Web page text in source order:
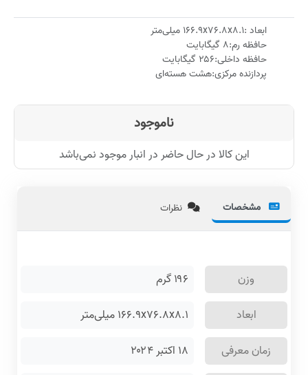
ابعاد :۱۶۶.۹x۷۶.۸x۸.۱ میلی‌متر
حافظه رم:۸ گیگابایت
حافظه داخلی:۲۵۶ گیگابایت
پردازنده مرکزی:هشت هسته‌ای
ناموجود
این کالا در حال حاضر در انبار موجود نمی‌باشد
مشخصات نظرات
وزن ۱۹۶گرم
ابعاد
۱۶۶.۹x۷۶.۸x۸.۱ میلی‌متر
زمان معرفی
۱۸ اکتبر ۲۰۲۴